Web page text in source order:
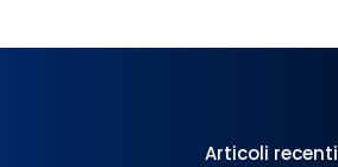
Articoli recenti